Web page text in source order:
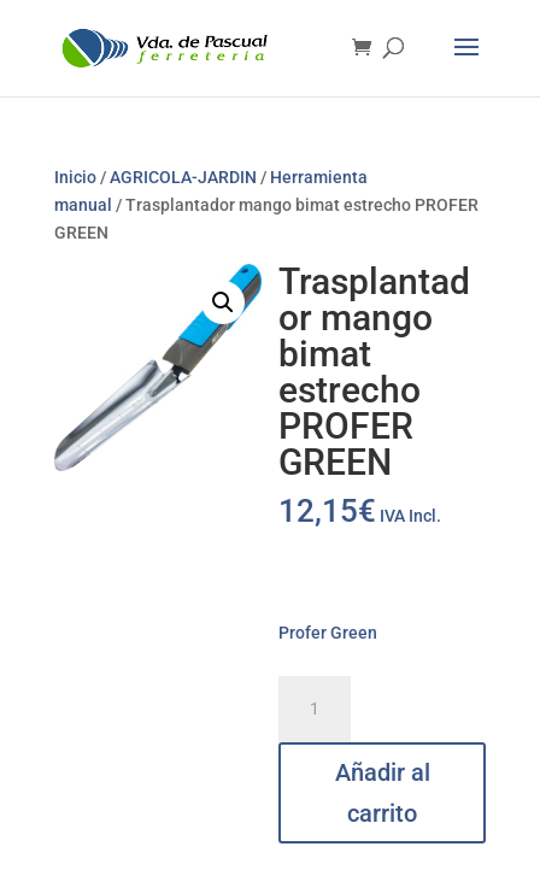
Inicio/AGRICOLA-JARDIN / Herramienta
manual / Trasplantador mango bimat estrecho PROFER
GREEN
Trasplantad
or mango
bimat
estrecho
PROFER
GREEN
12,15€ IVA Incl.
Profer Green
mango
bimat
estrechoAñadir al
carrito